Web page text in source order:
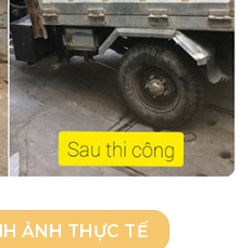
ẢNH THỰC TẾ